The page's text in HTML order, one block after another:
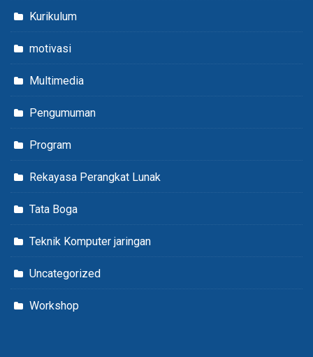
Kurikulum
motivasi
Multimedia
Pengumuman
Program
Rekayasa Perangkat Lunak
Tata Boga
Teknik Komputer jaringan
Uncategorized
Workshop